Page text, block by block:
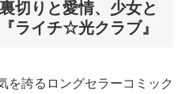
切りと愛情、少女と
ライチ☆光クラブ』
誇るロングセラーコミック